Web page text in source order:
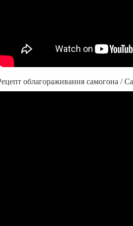
облагораживания самогона /